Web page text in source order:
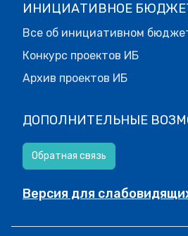
ИНИЦИАТИВНОЕ
Все об инициативном
Конкурс проектов ИБ
Архив проектов ИБ
ДОПОЛНИТЕЛЬНЫЕ
Обратная связь
Версия для